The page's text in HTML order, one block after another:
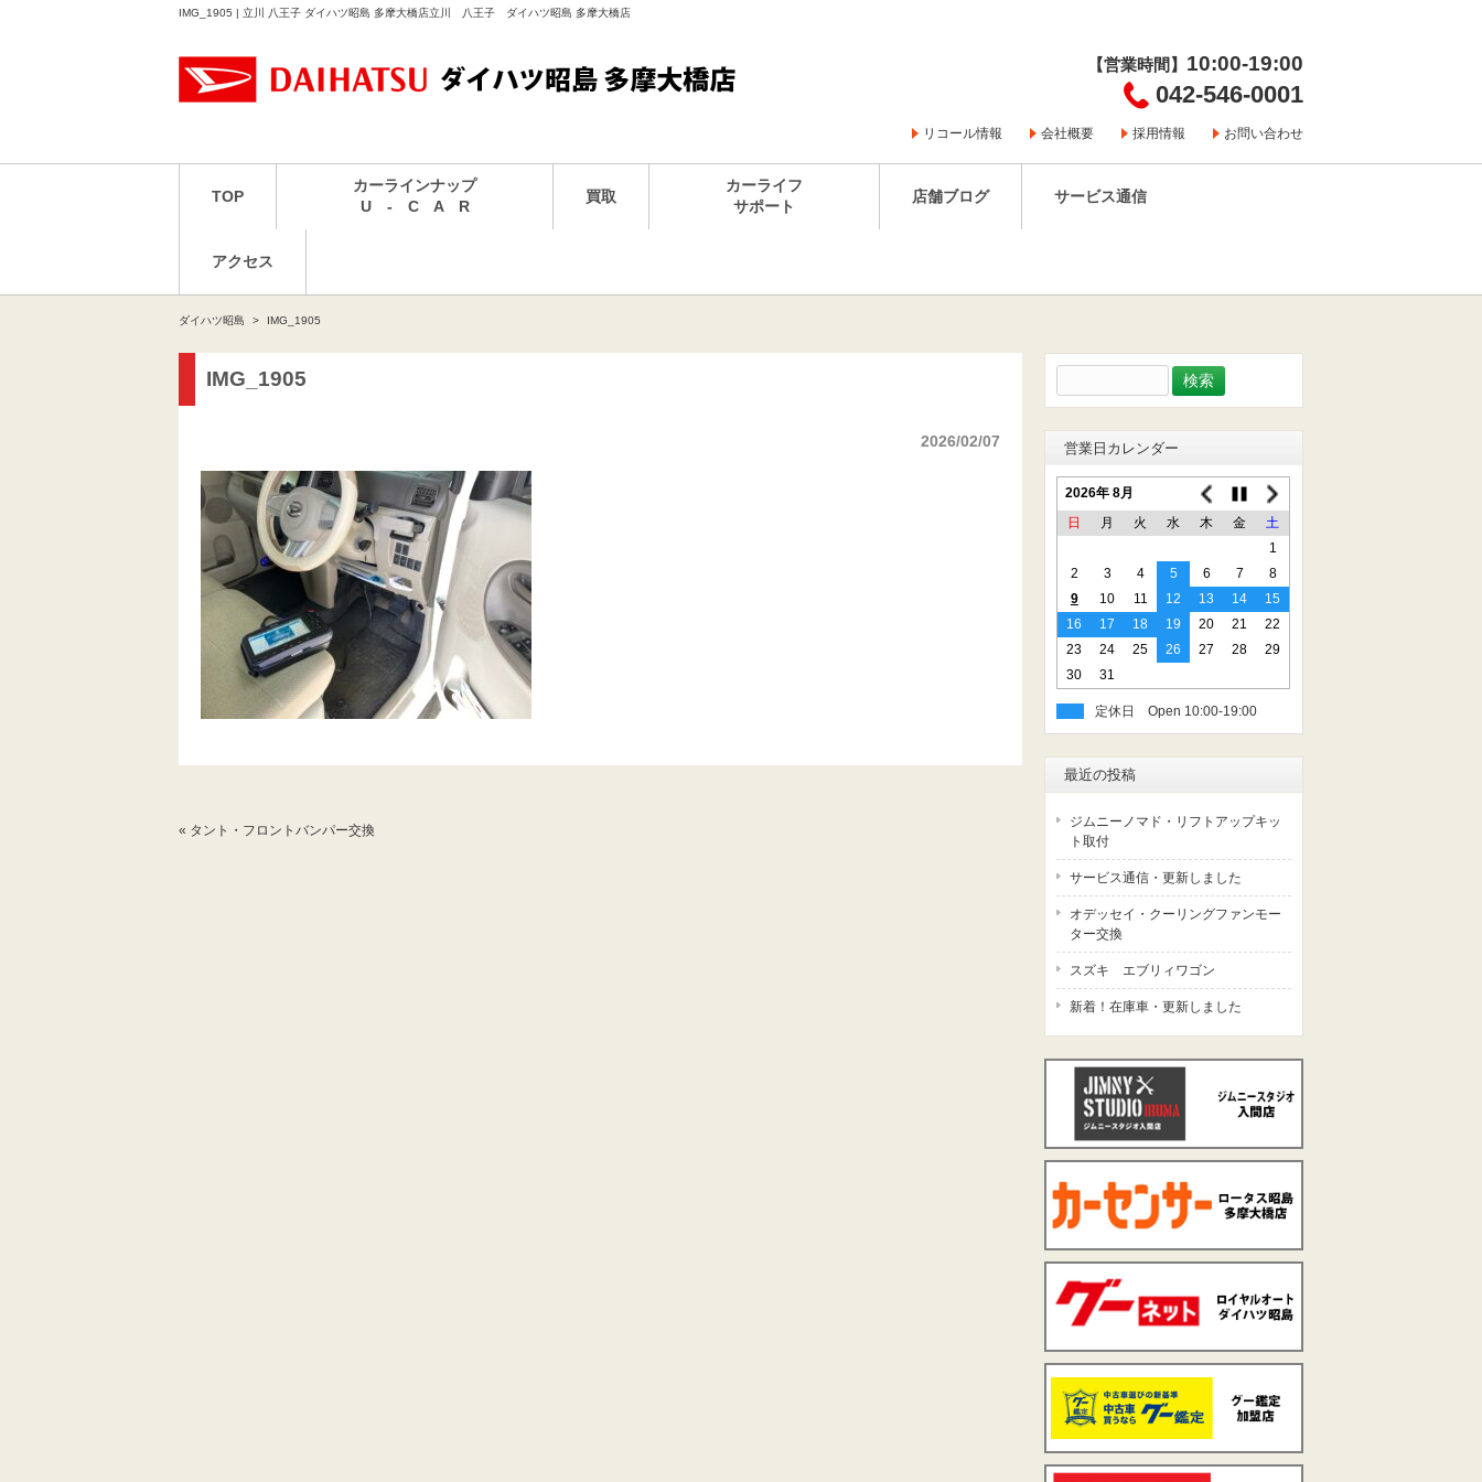
IMG_1905 | 立川 八王子 ダイハツ昭島 多摩大橋店立川 八王子 ダイハツ昭島 多摩大橋店
【営業時間】 10:00-19:00
042-546-0001
リコール情報 会社概要 採用情報 お問い合わせ
TOP
カーラインナップ
U - C A R
買取
カーライフ
サポート
店舗ブログ サービス通信
アクセス
ダイハツ昭島 IMG_1905
IMG_1905
2026/02/07
« タント・フロントバンパー交換
索:
営業日カレンダー
2026年 8月
日
月 火 水 木 金
土
1
2
3 4 5 6 7
8
9
10 11 12 13 14
15
16
17 18 19 20 21
22
23
24 25 26 27 28
29
30
31
定休日
最近の投稿
ジムニーノマド・リフトアップキッ
ト取付
サービス通信・更新しました
オデッセイ・クーリングファンモー
ター交換
スズキ エブリィワゴン
新着！在庫車・更新しました